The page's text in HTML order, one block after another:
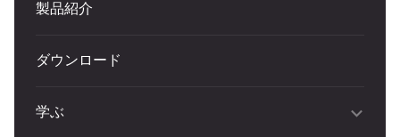
製品紹介
ダウンロード
学ぶ